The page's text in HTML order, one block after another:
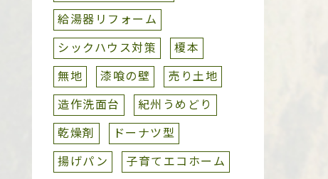
給湯器リフォーム
シックハウス対策
榎本
無地
漆喰の壁
売り土地
造作洗面台
紀州うめどり
乾燥剤
ドーナツ型
揚げパン
子育てエコホーム